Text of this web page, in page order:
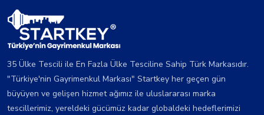
35 Ülke Tescili ile En Fazla Ülke Tesciline Sahip Türk Markasıdır.
"Türkiye'nin Gayrimenkul Markası" Startkey her geçen gün
büyüyen ve gelişen hizmet ağımız ile uluslararası marka
tescillerimiz, yereldeki gücümüz kadar globaldeki hedeflerimizi